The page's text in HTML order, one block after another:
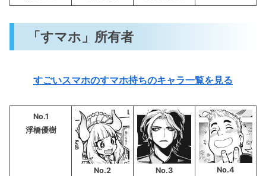
「すマホ」所有者
すごいスマホのすマホ持ちのキャラ一覧を見る
No.1
浮橋優樹
No.2
No.3
No.4